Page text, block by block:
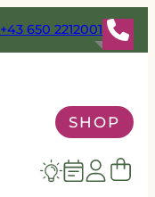
+43 650 2212001
SHOP